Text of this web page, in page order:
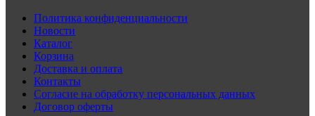
Политика конфиденциальности
Новости
Каталог
Корзина
Доставка и оплата
Контакты
Согласие на обработку персональных данных
Договор оферты